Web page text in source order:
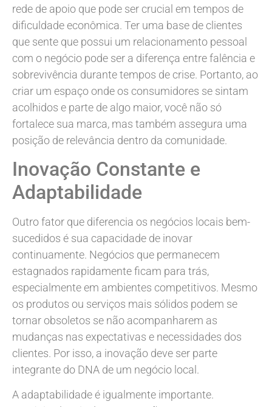
rede de apoio que pode ser crucial em tempos de
dificuldade econômica. Ter uma base de clientes
que sente que possui um relacionamento pessoal
com o negócio pode ser a diferença entre falência e
sobrevivência durante tempos de crise. Portanto, ao
criar um espaço onde os consumidores se sintam
acolhidos e parte de algo maior, você não só
fortalece sua marca, mas também assegura uma
posição de relevância dentro da comunidade.
Inovação Constante e
Adaptabilidade
Outro fator que diferencia os negócios locais bem-
sucedidos é sua capacidade de inovar
continuamente. Negócios que permanecem
estagnados rapidamente ficam para trás,
especialmente em ambientes competitivos. Mesmo
os produtos ou serviços mais sólidos podem se
tornar obsoletos se não acompanharem as
mudanças nas expectativas e necessidades dos
clientes. Por isso, a inovação deve ser parte
integrante do DNA de um negócio local.
A adaptabilidade é igualmente importante.